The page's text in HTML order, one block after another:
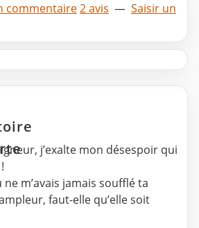
commentaire2 avis — Saisir un
j’exalte mon désespoir qui
m’avais jamais soufflé ta
faut-elle qu’elle soit